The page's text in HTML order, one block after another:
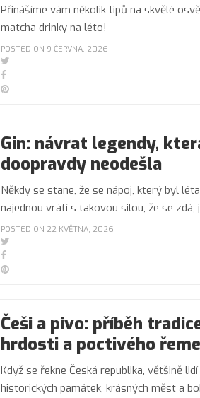
Přinášíme vám několik tipů na skvělé
matcha drinky na léto!
POSTED ON 9 ČERVNA, 2026
Gin: návrat legendy,
doopravdy neodešla
Někdy se stane, že se nápoj, který byl
najednou vrátí s takovou silou, že se zdá,
POSTED ON 22 KVĚTNA, 2026
Češi a pivo: příběh
hrdosti a poctivého
Když se řekne Česká republika, většině
historických památek, krásných měst a